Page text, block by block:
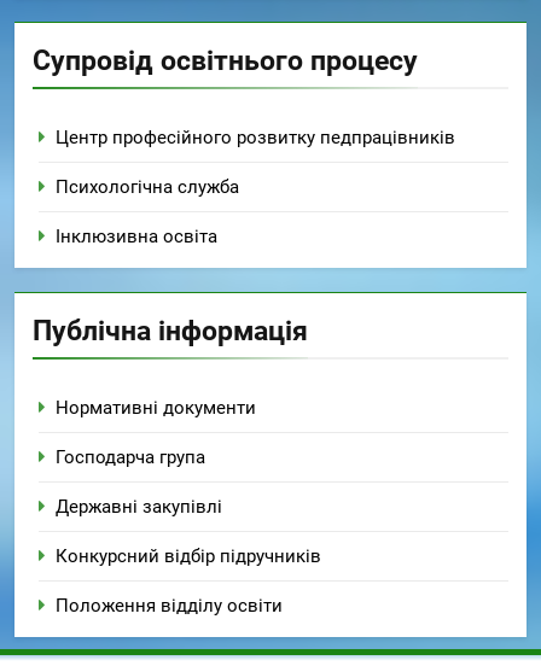
Супровід освітнього процесу
Центр професійного розвитку педпрацівників
Психологічна служба
Інклюзивна освіта
Публічна інформація
Нормативні документи
Господарча група
Державні закупівлі
Конкурсний відбір підручників
Положення відділу освіти